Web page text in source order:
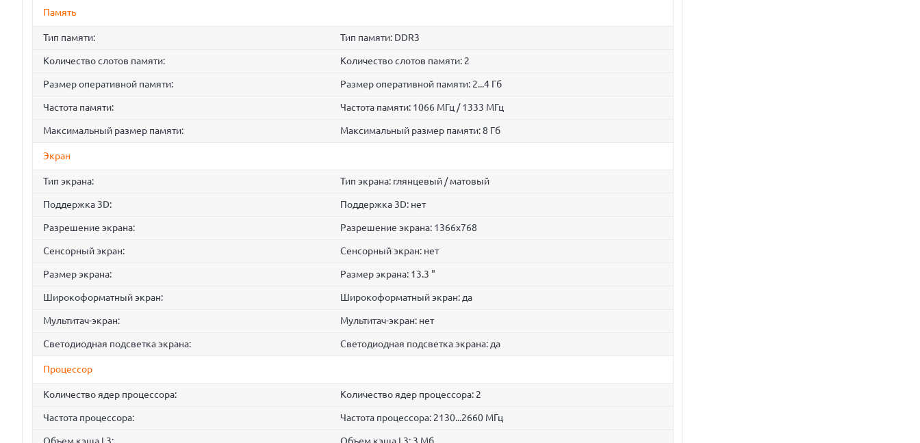
Память
Тип памяти: Тип памяти: DDR3
Количество слотов памяти: Количество слотов памяти: 2
Размер оперативной памяти: Размер оперативной памяти: 2...4 Гб
Частота памяти: Частота памяти: 1066 МГц / 1333 МГц
Максимальный размер памяти: Максимальный размер памяти: 8 Гб
Экран
Тип экрана: Тип экрана: глянцевый / матовый
Поддержка 3D: Поддержка 3D: нет
Разрешение экрана: Разрешение экрана: 1366x768
Сенсорный экран: Сенсорный экран: нет
Размер экрана: Размер экрана: 13.3 "
Широкоформатный экран: Широкоформатный экран: да
Мультитач-экран: Мультитач-экран: нет
Светодиодная подсветка экрана: Светодиодная подсветка экрана: да
Процессор
Количество ядер процессора: Количество ядер процессора: 2
Частота процессора: Частота процессора: 2130...2660 МГц